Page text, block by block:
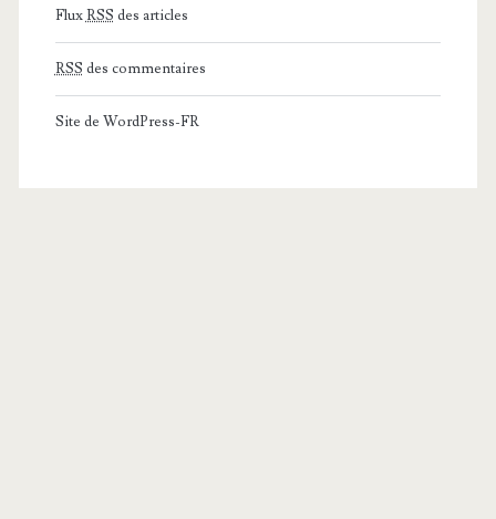
FluxRSS des articles
RSS des commentaires
Site de WordPress-FR